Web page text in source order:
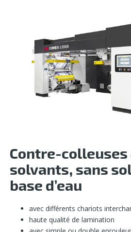
Contre-colleuses
solvants, sans
base d’eau
avec différents chariots
haute qualité de lamination